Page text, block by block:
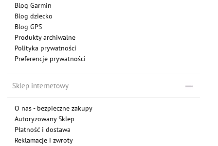
Blog Garmin
Blog dziecko
Blog GPS
Produkty archiwalne
Polityka prywatności
Preferencje prywatności
Sklep internetowy
O nas - bezpieczne zakupy
Autoryzowany Sklep
Płatność i dostawa
Reklamacje i zwroty